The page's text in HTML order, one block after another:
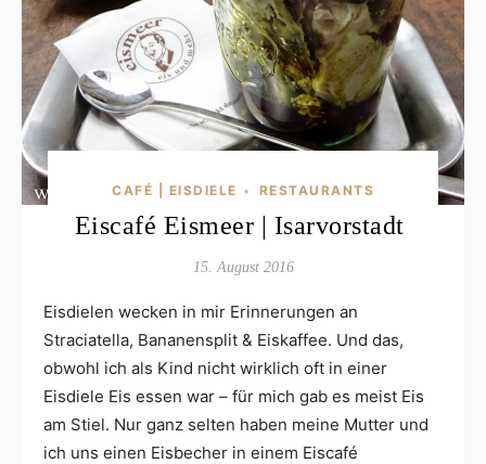
CAFÉ | EISDIELE • RESTAURANTS
Eiscafé Eismeer | Isarvorstadt
15. August 2016
Eisdielen wecken in mir Erinnerungen an
Straciatella, Bananensplit & Eiskaffee. Und das,
obwohl ich als Kind nicht wirklich oft in einer
Eisdiele Eis essen war – für mich gab es meist Eis
am Stiel. Nur ganz selten haben meine Mutter und
ich uns einen Eisbecher in einem Eiscafé